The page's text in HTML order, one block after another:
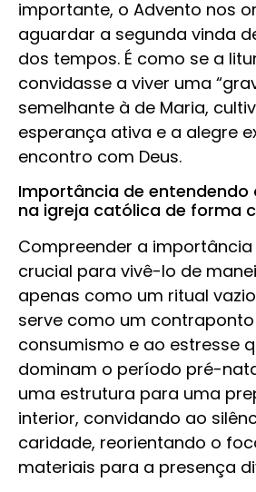
importante, o Advento nos
aguardar a segunda vinda
dos tempos. É como se a
convidasse a viver uma
semelhante à de Maria,
esperança ativa e a alegre
encontro com Deus.
Importância de entendendo
na igreja católica de forma
Compreender a
crucial para vivê-lo de
apenas como um ritual
serve como um
consumismo e ao estresse
dominam o período pré-
uma estrutura para uma
interior, convidando ao
caridade, reorientando o
materiais para a presença